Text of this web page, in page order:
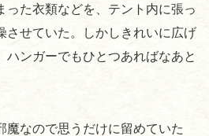
った衣類などを、テント内に張っ
させていた。しかしきれいに広げ
ハンガーでもひとつあればなあと
魔なので思うだけに留めていた